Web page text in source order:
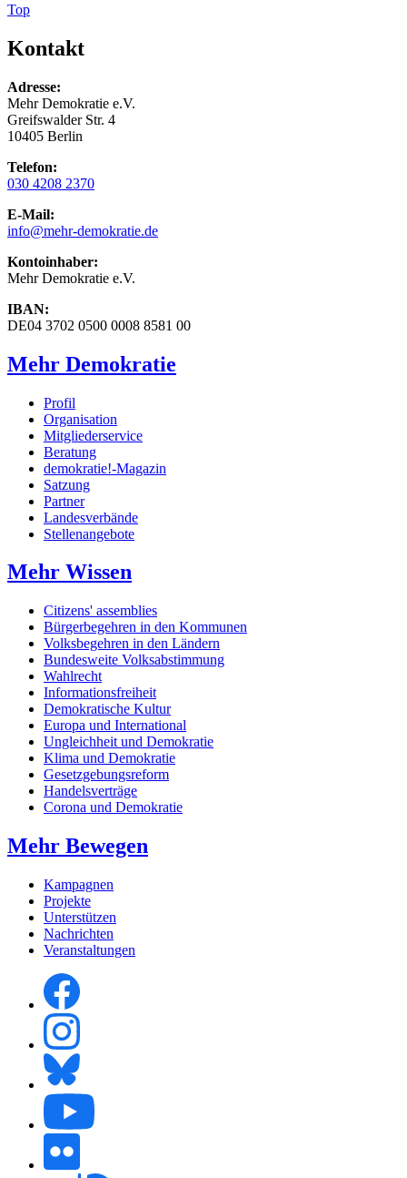
Top
Kontakt
Adresse:
Mehr Demokratie e.V.
Greifswalder Str. 4
10405 Berlin
Telefon:
030 4208 2370
E-Mail:
info@mehr-demokratie.de
Kontoinhaber:
Mehr Demokratie e.V.
IBAN:
DE04 3702 0500 0008 8581 00
Mehr Demokratie
Profil
Organisation
Mitgliederservice
Beratung
demokratie!-Magazin
Satzung
Partner
Landesverbände
Stellenangebote
Mehr Wissen
Citizens' assemblies
Bürgerbegehren in den Kommunen
Volksbegehren in den Ländern
Bundesweite Volksabstimmung
Wahlrecht
Informationsfreiheit
Demokratische Kultur
Europa und International
Ungleichheit und Demokratie
Klima und Demokratie
Gesetzgebungsreform
Handelsverträge
Corona und Demokratie
Mehr Bewegen
Kampagnen
Projekte
Unterstützen
Nachrichten
Veranstaltungen